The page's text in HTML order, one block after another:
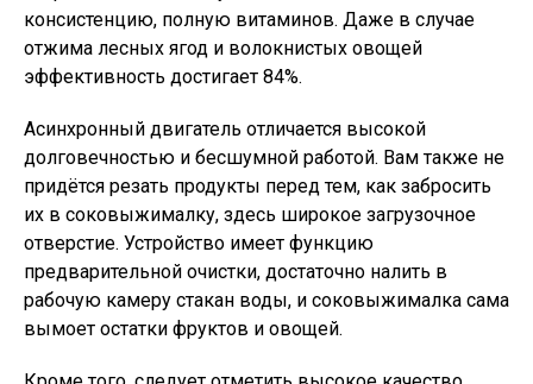
консистенцию, полную витаминов. Даже в случае
отжима лесных ягод и волокнистых овощей
эффективность достигает 84%.
Асинхронный двигатель отличается высокой
долговечностью и бесшумной работой. Вам также не
придётся резать продукты перед тем, как забросить
их в соковыжималку, здесь широкое загрузочное
отверстие. Устройство имеет функцию
предварительной очистки, достаточно налить в
рабочую камеру стакан воды, и соковыжималка сама
вымоет остатки фруктов и овощей.